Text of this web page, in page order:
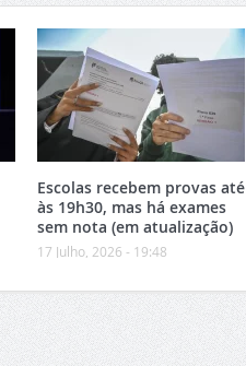
Escolas recebem provas até
às 19h30, mas há exames
sem nota (em atualização)
17 Julho, 2026 - 19:48